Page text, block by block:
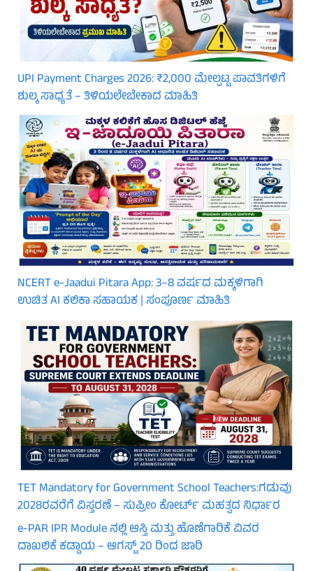
UPI Payment Charges 2026: ₹2,000 ಮೇಲ್ಪಟ್ಟ ಪಾವತಿಗಳಿಗೆ
ಶುಲ್ಕ ಸಾಧ್ಯತೆ – ತಿಳಿಯಲೇಬೇಕಾದ ಮಾಹಿತಿ
NCERT e-Jaadui Pitara App: 3–8 ವರ್ಷದ ಮಕ್ಕಳಿಗಾಗಿ
ಉಚಿತ AI ಕಲಿಕಾ ಸಹಾಯಕ | ಸಂಪೂರ್ಣ ಮಾಹಿತಿ
TET Mandatory for Government School Teachers:ಗಡುವು
2028ರವರೆಗೆ ವಿಸ್ತರಣೆ – ಸುಪ್ರೀಂ ಕೋರ್ಟ್ ಮಹತ್ವದ ನಿರ್ಧಾರ
e-PAR IPR Module ನಲ್ಲಿ ಆಸ್ತಿ ಮತ್ತು ಹೊಣೆಗಾರಿಕೆ ವಿವರ
ದಾಖಲಿಕೆ ಕಡ್ಡಾಯ – ಆಗಸ್ಟ್ 20 ರಿಂದ ಜಾರಿ